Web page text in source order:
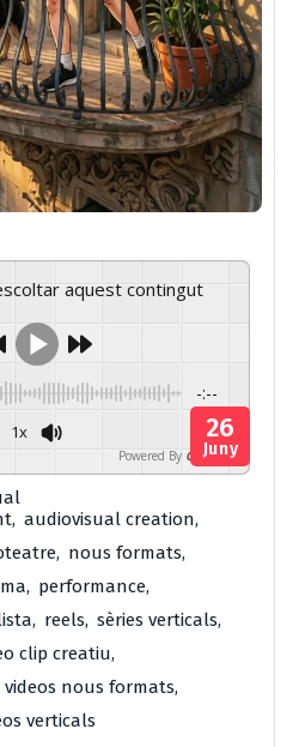
aquest contingut
-:--
1x
Powered By GSpeech
, audiovisual creation,
, nous formats,
, performance,
, reels, sèries verticals,
clip creatiu,
videos nous formats,
verticals
26
Juny